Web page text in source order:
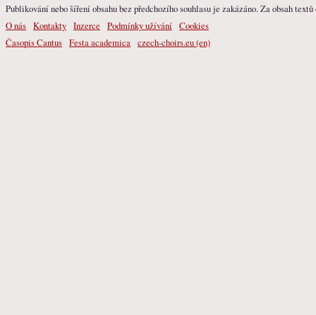
Publikování nebo šíření obsahu bez předchozího souhlasu je zakázáno. Za obsah
O nás Kontakty Inzerce Podmínky užívání Cookies
Časopis Cantus Festa academica czech-choirs.eu (en)